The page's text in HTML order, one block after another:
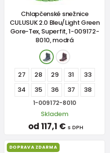
Chlapčenské snežnice
CULUSUK 2.0 Bleu/Light Green
Gore-Tex, Superfit, 1-009172-
8010, modrá
27 28 29 31
33
34
35 36 37 38
1-009172-8010
Skladem
od 117,1 € s DPH
DOPRAVA ZDARMA